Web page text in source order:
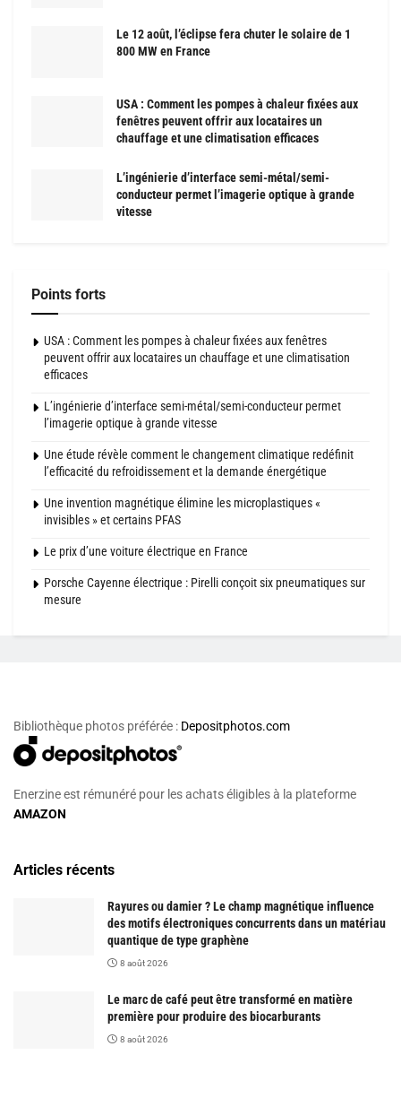
Le 12 août, l’éclipse fera chuter le solaire de 1
800 MW en France
USA : Comment les pompes à chaleur fixées aux
fenêtres peuvent offrir aux locataires un
chauffage et une climatisation efficaces
L’ingénierie d’interface semi-métal/semi-
conducteur permet l’imagerie optique à grande
vitesse
Points forts
USA : Comment les pompes à chaleur fixées aux fenêtres
peuvent offrir aux locataires un chauffage et une climatisation
efficaces
L’ingénierie d’interface semi-métal/semi-conducteur permet
l’imagerie optique à grande vitesse
Une étude révèle comment le changement climatique redéfinit
l’efficacité du refroidissement et la demande énergétique
Une invention magnétique élimine les microplastiques «
invisibles » et certains PFAS
Le prix d’une voiture électrique en France
Porsche Cayenne électrique : Pirelli conçoit six pneumatiques sur
mesure
Bibliothèque photos préférée : Depositphotos.com
Enerzine est rémunéré pour les achats éligibles à la plateforme
AMAZON
Articles récents
Rayures ou damier ? Le champ magnétique influence
des motifs électroniques concurrents dans un matériau
quantique de type graphène
8 août 2026
Le marc de café peut être transformé en matière
première pour produire des biocarburants
8 août 2026